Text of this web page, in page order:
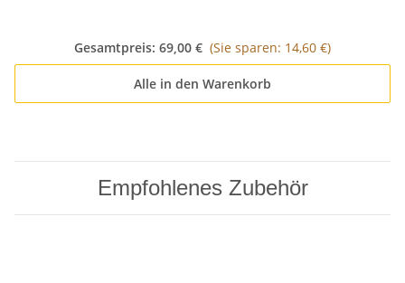
Gesamtpreis: 69,00 € (Sie sparen: 14,60 €)
Alle in den Warenkorb
Empfohlenes Zubehör